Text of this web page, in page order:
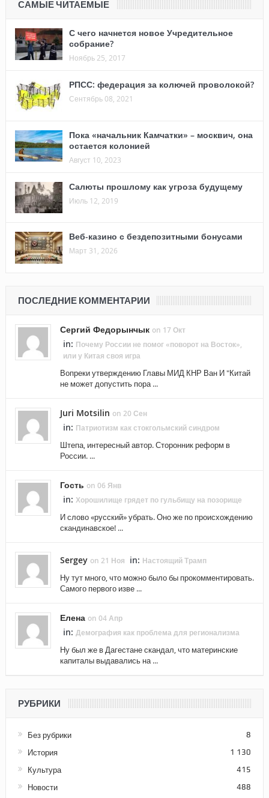
САМЫЕ ЧИТАЕМЫЕ
С чего начнется новое Учредительное
собрание?
Ноябрь 25, 2017
РПСС: федерация за колючей проволокой?
Сентябрь 08, 2021
Пока «начальник Камчатки» – москвич, она
остается колонией
Август 10, 2023
Салюты прошлому как угроза будущему
Июль 12, 2019
Веб-казино с бездепозитными бонусами
Март 31, 2026
ПОСЛЕДНИЕ КОММЕНТАРИИ
Сергий Федорынчык on 17 Окт
in: Почему России не помог «поворот на Восток»,
или у Китая своя игра
Вопреки утверждению Главы МИД КНР Ван И "Китай
не может допустить пора ...
Juri Motsilin on 20 Сен
in: Патриотизм как стокгольмский синдром
Штепа, интересный автор. Сторонник реформ в
России. ...
Гость on 06 Янв
in: Хорошилище грядет по гульбищу на позорище
И слово «русский» убрать. Оно же по происхождению
скандинавское! ...
Sergey on 21 Ноя in: Настоящий Трамп
Ну тут много, что можно было бы прокомментировать.
Самого первого изве ...
Елена on 04 Апр
in: Демография как проблема для регионализма
Ну был же в Дагестане скандал, что материнские
капиталы выдавались на ...
РУБРИКИ
Без рубрики 8
История 1 130
Культура 415
Новости 488